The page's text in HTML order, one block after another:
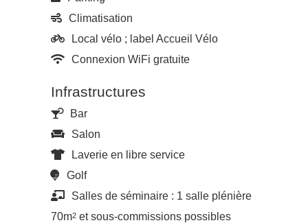
Climatisation
Local vélo ; label Accueil Vélo
Connexion WiFi gratuite
Infrastructures
Bar
Salon
Laverie en libre service
Golf
Salles de séminaire : 1 salle plénière
70m2 et sous-commissions possibles